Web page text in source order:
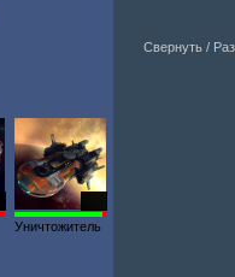
Уничтожитель
Свернуть /